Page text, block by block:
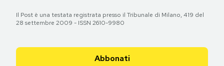
Il Post è una testata registrata presso il Tribunale di Milano, 419 del
28 settembre 2009 - ISSN 2610-9980
Abbonati